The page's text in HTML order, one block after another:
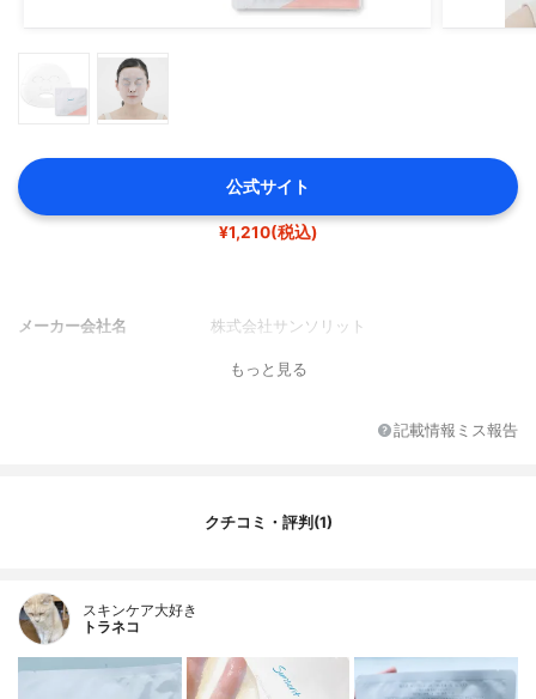
公式サイト
¥1,210(税込)
メーカー会社名 株式会社サンソリット
もっと見る
記載情報ミス報告
クチコミ・評判(1)
スキンケア大好き
トラネコ